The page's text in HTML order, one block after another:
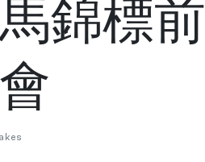
錦標前